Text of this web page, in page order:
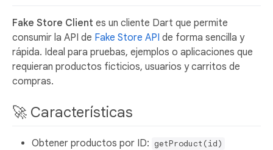
Fake Store Client es un cliente Dart que permite
consumir la API de Fake Store API de forma sencilla y
rápida. Ideal para pruebas, ejemplos o aplicaciones que
requieran productos ficticios, usuarios y carritos de
compras.
🚀 Características
Obtener productos por ID: getProduct(id)